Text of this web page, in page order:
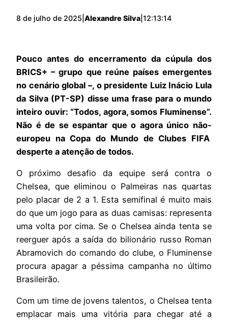
8 de julho de 2025 Alexandre Silva 12:13:14
Pouco antes do encerramento da cúpula dos
BRICS+ – grupo que reúne países emergentes
no cenário global –, o presidente Luiz Inácio Lula
da Silva (PT-SP) disse uma frase para o mundo
inteiro ouvir: “Todos, agora, somos Fluminense”.
Não é de se espantar que o agora único não-
europeu na Copa do Mundo de Clubes FIFA
desperte a atenção de todos.
O próximo desafio da equipe será contra o
Chelsea, que eliminou o Palmeiras nas quartas
pelo placar de 2 a 1. Esta semifinal é muito mais
do que um jogo para as duas camisas: representa
uma volta por cima. Se o Chelsea ainda tenta se
reerguer após a saída do bilionário russo Roman
Abramovich do comando do clube, o Fluminense
procura apagar a péssima campanha no último
Brasileirão.
Com um time de jovens talentos, o Chelsea tenta
emplacar mais uma vitória para chegar até a